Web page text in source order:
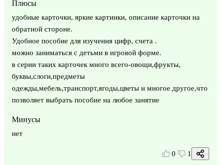
Плюсы
удобные карточки, яркие картинки, описание карточки на
обратной стороне.
Удобное пособие для изучения цифр, счета .
можно заниматься с детьми в игровой форме.
в серии таких карточек много всего-овощи,фрукты,
буквы,слоги,предметы
одежды,мебель,транспорт,ягоды,цветы и многое другое,что
позволяет выбрать пособие на любое занятие
Минусы
нет
0 1